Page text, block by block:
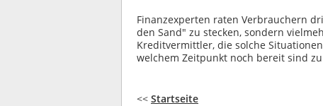
Finanzexperten raten Verbrauchern
den Sand" zu stecken, sondern
Kreditvermittler, die solche
welchem Zeitpunkt noch bereit sind
<< Startseite